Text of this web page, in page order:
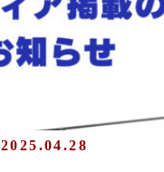
2025.04.28